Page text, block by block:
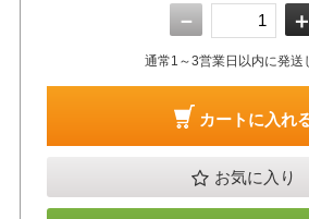
－ ＋
通常1～3営業日以内に発送
カートに入れ
お気に入り